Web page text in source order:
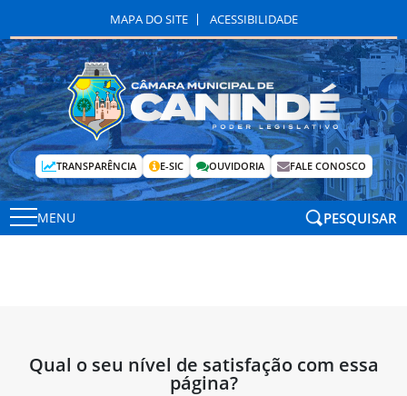
MAPA DO SITE ACESSIBILIDADE
TRANSPARÊNCIA E-SIC OUVIDORIA FALE CONOSCO
MENU PESQUISAR
Qual o seu nível de satisfação com essa
página?